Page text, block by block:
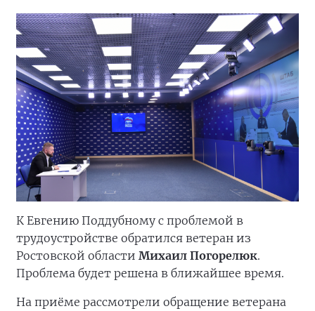
К Евгению Поддубному с проблемой в
трудоустройстве обратился ветеран из
Ростовской области Михаил Погорелюк.
Проблема будет решена в ближайшее время.
На приёме рассмотрели обращение ветерана